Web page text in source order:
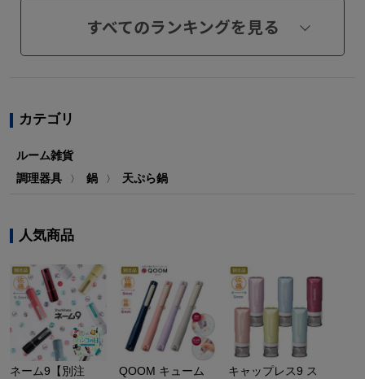
すべてのランキングを見る
カテゴリ
ルーム雑貨
調理器具
〉 鍋 〉 天ぷら鍋
人気商品
ネーム9【別注
QOOM キューム
キャップレス9 ス